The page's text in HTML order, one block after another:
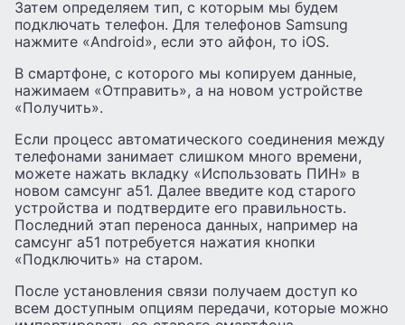
Затем определяем тип, с которым мы будем
подключать телефон. Для телефонов Samsung
нажмите «Android», если это айфон, то iOS.
В смартфоне, с которого мы копируем данные,
нажимаем «Отправить», а на новом устройстве
«Получить».
Если процесс автоматического соединения между
телефонами занимает слишком много времени,
можете нажать вкладку «Использовать ПИН» в
новом самсунг а51. Далее введите код старого
устройства и подтвердите его правильность.
Последний этап переноса данных, например на
самсунг а51 потребуется нажатия кнопки
«Подключить» на старом.
После установления связи получаем доступ ко
всем доступным опциям передачи, которые можно